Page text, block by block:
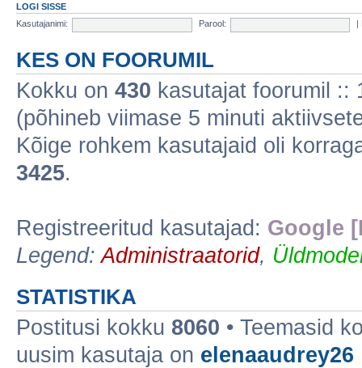
LOGI SISSE
Kasutajanimi:
Parool:
KES ON FOORUMIL
Kokku on 430 kasutajat foorumil ::
(põhineb viimase 5 minuti
Kõige rohkem kasutajaid oli
3425.
Registreeritud kasutajad: Google
Legend:Administraatorid,
STATISTIKA
Postitusi kokku 8060 • Teemasid
uusim kasutaja on elenaaudrey26